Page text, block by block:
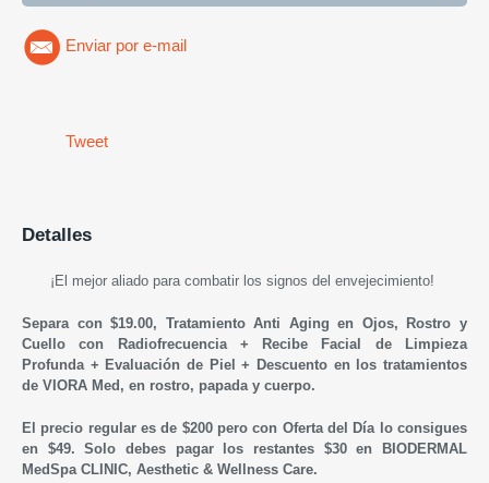
Enviar por e-mail
Tweet
Detalles
¡El mejor aliado para combatir los signos del envejecimiento!
Separa con $19.00, Tratamiento Anti Aging en Ojos, Rostro y
Cuello con Radiofrecuencia + Recibe Facial de Limpieza
Profunda + Evaluación de Piel + Descuento en los tratamientos
de VIORA Med, en rostro, papada y cuerpo.
El precio regular es de $200 pero con Oferta del Día lo consigues
en $49. Solo debes pagar los restantes $30 en BIODERMAL
MedSpa CLINIC, Aesthetic & Wellness Care.